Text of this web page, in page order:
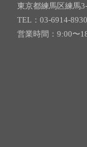
東京都練馬区練馬
TEL：03-6914-
営業時間：9:00〜